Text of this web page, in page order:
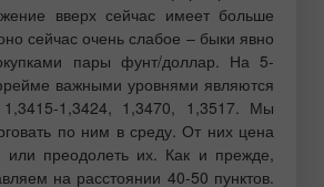
вверх сейчас имеет больше
сейчас очень слабое – быки явно
пары фунт/доллар. На 5-
важными уровнями являются
1,3424, 1,3470, 1,3517. Мы
по ним в среду. От них цена
или преодолеть их. Как и прежде,
на расстоянии 40-50 пунктов.